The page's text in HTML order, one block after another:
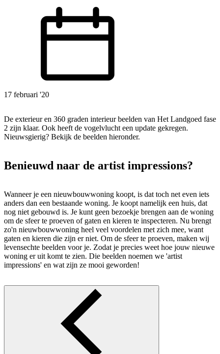
17 februari '20
De exterieur en 360 graden interieur beelden van Het Landgoed fase
2 zijn klaar. Ook heeft de vogelvlucht een update gekregen.
Nieuwsgierig? Bekijk de beelden hieronder.
Benieuwd naar de artist impressions?
Wanneer je een nieuwbouwwoning koopt, is dat toch net even iets
anders dan een bestaande woning. Je koopt namelijk een huis, dat
nog niet gebouwd is. Je kunt geen bezoekje brengen aan de woning
om de sfeer te proeven of gaten en kieren te inspecteren. Nu brengt
zo'n nieuwbouwwoning heel veel voordelen met zich mee, want
gaten en kieren die zijn er niet. Om de sfeer te proeven, maken wij
levensechte beelden voor je. Zodat je precies weet hoe jouw nieuwe
woning er uit komt te zien. Die beelden noemen we 'artist
impressions' en wat zijn ze mooi geworden!